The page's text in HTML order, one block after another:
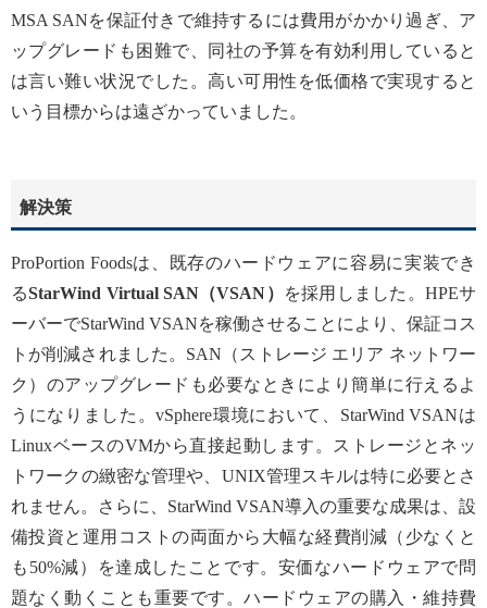
MSA SANを保証付きで維持するには費用がかかり過ぎ、ア
ップグレードも困難で、同社の予算を有効利用していると
は言い難い状況でした。高い可用性を低価格で実現すると
いう目標からは遠ざかっていました。
解決策
ProPortion Foodsは、既存のハードウェアに容易に実装でき
るStarWind Virtual SAN（VSAN）
を採用しました。HPEサ
ーバーでStarWind VSANを稼働させることにより、保証コス
トが削減されました。SAN（ストレージ エリア ネットワー
ク）のアップグレードも必要なときにより簡単に行えるよ
うになりました。vSphere環境において、StarWind VSANは
LinuxベースのVMから直接起動します。ストレージとネッ
トワークの緻密な管理や、UNIX管理スキルは特に必要とさ
れません。さらに、StarWind VSAN導入の重要な成果は、設
備投資と運用コストの両面から大幅な経費削減（少なくと
も50%減）を達成したことです。安価なハードウェアで問
題なく動くことも重要です。ハードウェアの購入・維持費